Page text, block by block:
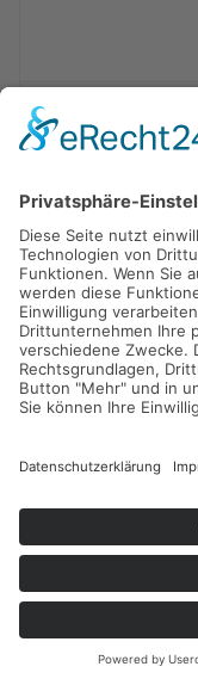
EVENTS
Melde dich
Tennishotels und